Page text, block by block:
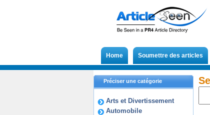
Home Soumettre des articles
Préciser une catégorie
Arts et Divertissement
Automobile